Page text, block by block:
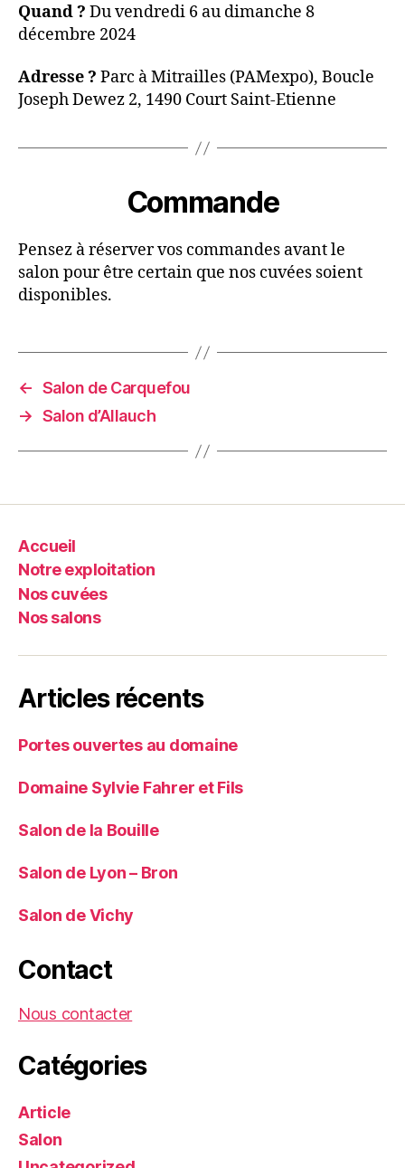
Quand ? Du vendredi 6 au dimanche 8
décembre 2024
Adresse ? Parc à Mitrailles (PAMexpo), Boucle
Joseph Dewez 2, 1490 Court Saint-Etienne
Commande
Pensez à réserver vos commandes avant le
salon pour être certain que nos cuvées soient
disponibles.
← Salon de Carquefou
→ Salon d’Allauch
Accueil
Notre exploitation
Nos cuvées
Nos salons
Articles récents
Portes ouvertes au domaine
Domaine Sylvie Fahrer et Fils
Salon de la Bouille
Salon de Lyon – Bron
Salon de Vichy
Contact
Nous contacter
Catégories
Article
Salon